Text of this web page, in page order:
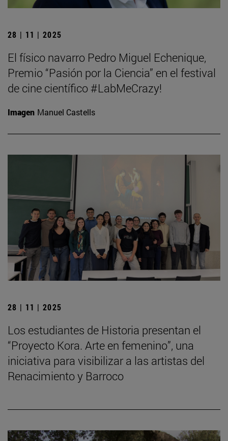
28 | 11 | 2025
El físico navarro Pedro Miguel Echenique,
Premio “Pasión por la Ciencia” en el festival
de cine científico #LabMeCrazy!
Imagen Manuel Castells
28 | 11 | 2025
Los estudiantes de Historia presentan el
“Proyecto Kora. Arte en femenino”, una
iniciativa para visibilizar a las artistas del
Renacimiento y Barroco